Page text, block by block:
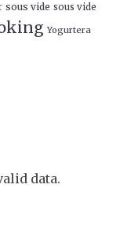
sous vide sous vide
Yogurtera
data.